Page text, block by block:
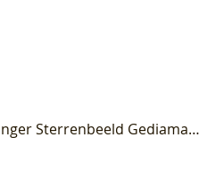
Sialia 40.05677 - 14K Hanger Sterrenbeeld Gediamanteerd